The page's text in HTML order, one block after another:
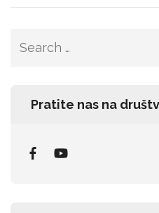
Search
Pratite nas na